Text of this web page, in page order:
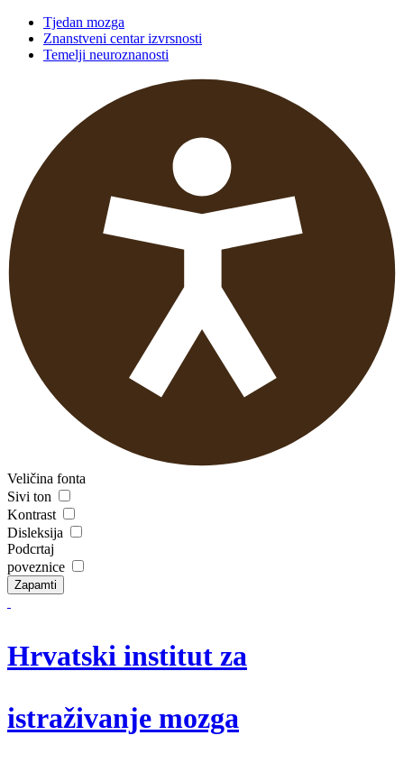
Tjedan mozga
Znanstveni centar izvrsnosti
Temelji neuroznanosti
Veličina fonta
Sivi ton
Kontrast
Disleksija
Podcrtaj
poveznice
Zapamti
Hrvatski institut za
istraživanje mozga